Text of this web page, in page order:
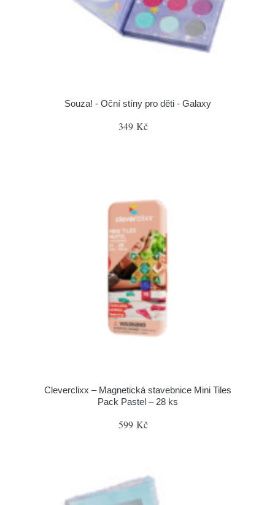
Souza! - Oční stíny pro děti - Galaxy
349 Kč
Cleverclixx – Magnetická stavebnice Mini Tiles
Pack Pastel – 28 ks
599 Kč